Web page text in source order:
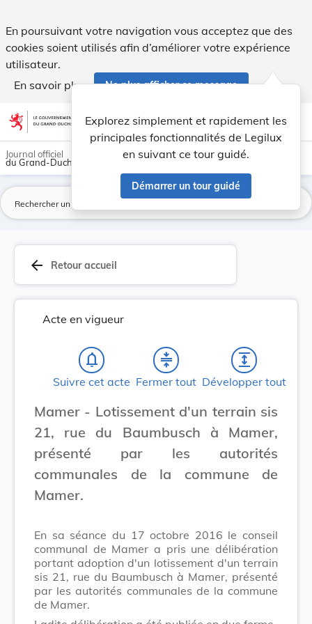
En poursuivant votre navigation vous acceptez que des
cookies soient utilisés afin d’améliorer votre expérience
utilisateur.
En savoir plus
Ne plus afficher ce message
Aller au contenu account_circle help Aide
Explorez simplement et rapidement les
principales fonctionnalités de Legilux
en suivant ce tour guidé.
Démarrer un tour guidé
light_mode dark_mode
Journal officiel
du Grand-Duché de Luxembourg
arrow_back Retour accueil
Acte en vigueur
notifications_none
Suivre cet acte
compress
Fermer tout
expand
Développer tout
Mamer - Lotissement d'un terrain sis
21, rue du Baumbusch à Mamer,
présenté par les autorités
communales de la commune de
Mamer.
En sa séance du 17 octobre 2016 le conseil
communal de Mamer a pris une délibération
portant adoption d'un lotissement d'un terrain
sis 21, rue du Baumbusch à Mamer, présenté
par les autorités communales de la commune
de Mamer.